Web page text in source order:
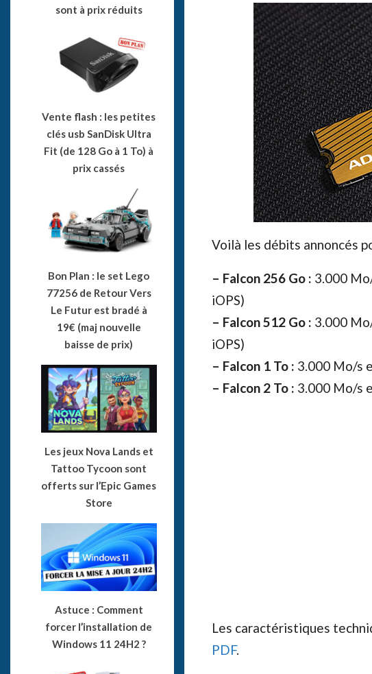
Voilà les débits annoncés
– Falcon 256 Go : 3.000
iOPS)
– Falcon 512 Go : 3.000
iOPS)
– Falcon 1 To : 3.000 Mo/s
– Falcon 2 To : 3.000 Mo/s
Les caractéristiques
PDF.
sont à prix réduits
Vente flash : les petites
clés usb SanDisk Ultra
Fit (de 128 Go à 1 To) à
prix cassés
Bon Plan : le set Lego
77256 de Retour Vers
Le Futur est bradé à
19€ (maj nouvelle
baisse de prix)
Les jeux Nova Lands et
Tattoo Tycoon sont
offerts sur l’Epic Games
Store
Astuce : Comment
forcer l’installation de
Windows 11 24H2 ?